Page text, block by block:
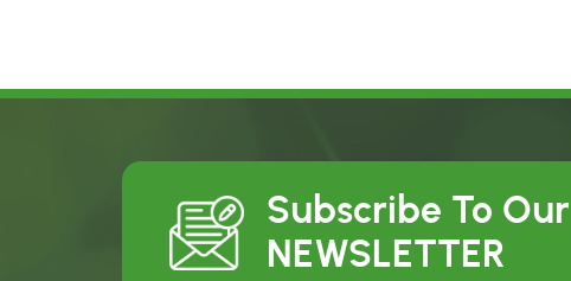
Subscribe To Our
NEWSLETTER